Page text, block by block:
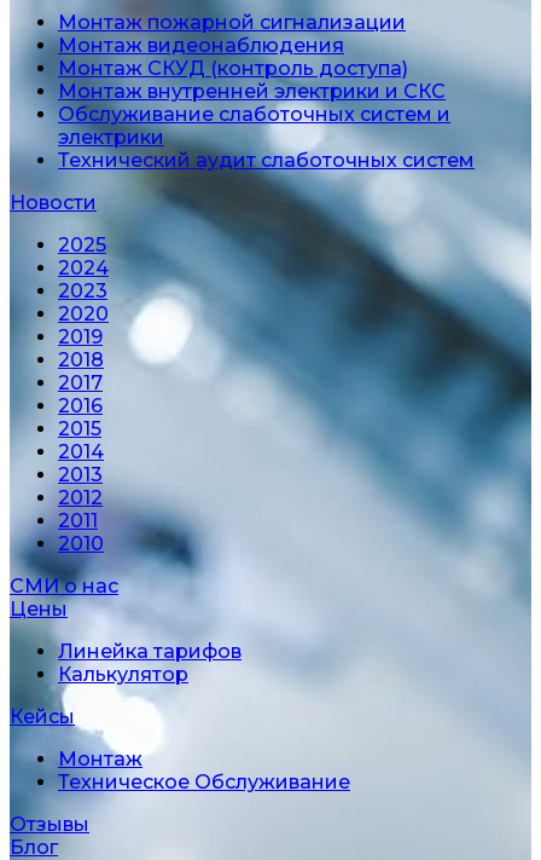
Монтаж пожарной сигнализации
Монтаж видеонаблюдения
Монтаж СКУД (контроль доступа)
Монтаж внутренней электрики и СКС
Обслуживание слаботочных систем и
электрики
Технический аудит слаботочных систем
Новости
2025
2024
2023
2020
2019
2018
2017
2016
2015
2014
2013
2012
2011
2010
СМИ о нас
Цены
Линейка тарифов
Калькулятор
Кейсы
Монтаж
Техническое Обслуживание
Отзывы
Блог